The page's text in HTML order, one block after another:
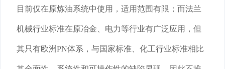
目前仅在原炼油系统中使用，适用范围有限；而法兰
机械行业标准在原冶金、电力等行业有广泛应用，但
其只有欧洲PN体系，与国家标准、化工行业标准相比